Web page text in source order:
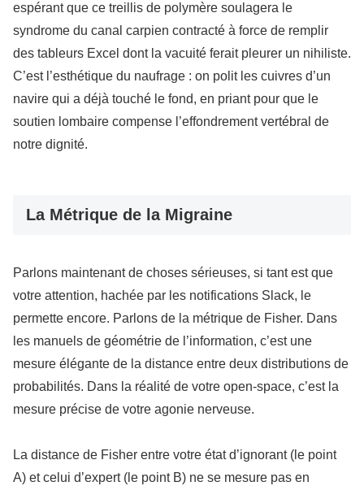
espérant que ce treillis de polymère soulagera le
syndrome du canal carpien contracté à force de remplir
des tableurs Excel dont la vacuité ferait pleurer un nihiliste.
C’est l’esthétique du naufrage : on polit les cuivres d’un
navire qui a déjà touché le fond, en priant pour que le
soutien lombaire compense l’effondrement vertébral de
notre dignité.
La Métrique de la Migraine
Parlons maintenant de choses sérieuses, si tant est que
votre attention, hachée par les notifications Slack, le
permette encore. Parlons de la métrique de Fisher. Dans
les manuels de géométrie de l’information, c’est une
mesure élégante de la distance entre deux distributions de
probabilités. Dans la réalité de votre open-space, c’est la
mesure précise de votre agonie nerveuse.
La distance de Fisher entre votre état d’ignorant (le point
A) et celui d’expert (le point B) ne se mesure pas en